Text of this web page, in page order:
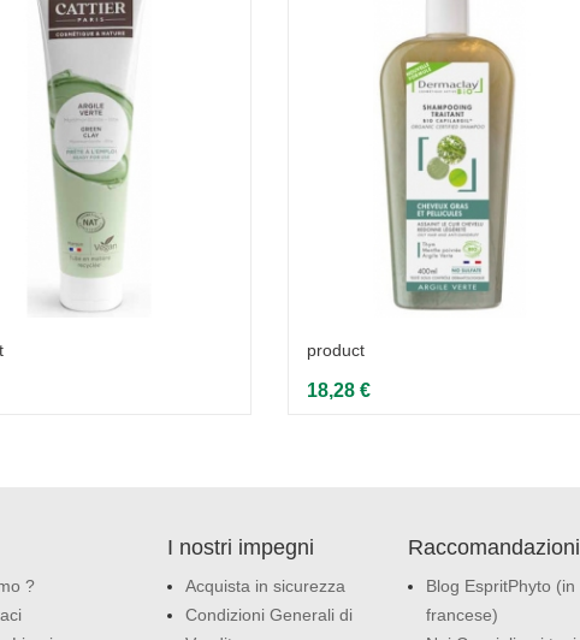
product
18,28 €
?
I nostri impegni
Acquista in sicurezza
Condizioni Generali di
Raccomandazioni
Blog EspritPhyto (in
francese)